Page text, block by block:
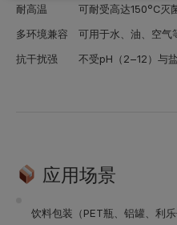
耐高温
可耐受高达150°C灭
多环境兼容
可用于水、油、空气
抗干扰强
不受pH（2–12）与
应用场景
饮料包装（PET瓶、铝罐、利乐